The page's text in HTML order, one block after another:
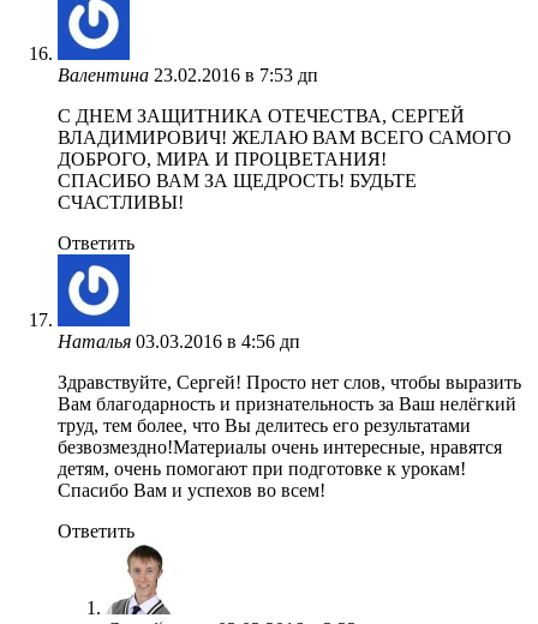
Валентина 23.02.2016 в 7:53 дп
C ДНЕМ ЗАЩИТНИКА ОТЕЧЕСТВА, СЕРГЕЙ
ВЛАДИМИРОВИЧ! ЖЕЛАЮ ВАМ ВСЕГО САМОГО
ДОБРОГО, МИРА И ПРОЦВЕТАНИЯ!
СПАСИБО ВАМ ЗА ЩЕДРОСТЬ! БУДЬТЕ
СЧАСТЛИВЫ!
Ответить
Наталья 03.03.2016 в 4:56 дп
Здравствуйте, Сергей! Просто нет слов, чтобы выразить
Вам благодарность и признательность за Ваш нелёгкий
труд, тем более, что Вы делитесь его результатами
безвозмездно!Материалы очень интересные, нравятся
детям, очень помогают при подготовке к урокам!
Спасибо Вам и успехов во всем!
Ответить